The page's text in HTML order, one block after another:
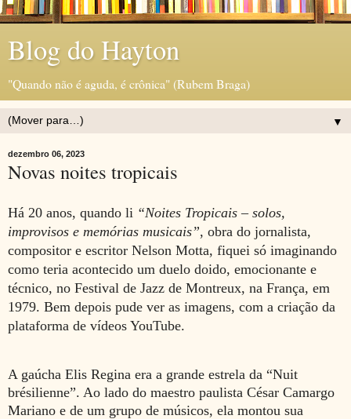
Blog do Hayton
"Quando não é aguda, é crônica" (Rubem Braga)
▼
dezembro 06, 2023
Novas noites tropicais
Há 20 anos, quando li “Noites Tropicais – solos,
improvisos e memórias musicais”, obra do jornalista,
compositor e escritor Nelson Motta, fiquei só imaginando
como teria acontecido um duelo doido, emocionante e
técnico, no Festival de Jazz de Montreux, na França, em
1979. Bem depois pude ver as imagens, com a criação da
plataforma de vídeos YouTube.
A gaúcha Elis Regina era a grande estrela da “Nuit
brésilienne”. Ao lado do maestro paulista César Camargo
Mariano e de um grupo de músicos, ela montou sua